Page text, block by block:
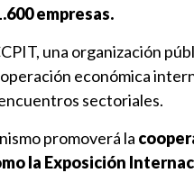
empresas.
una organización
económica
sectoriales.
promoverá la
la Exposición